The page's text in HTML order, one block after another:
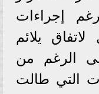
إجراءات
يلائم
الرغم من
التي طالت